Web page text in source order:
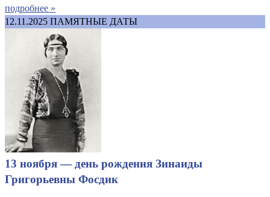
подробнее »
12.11.2025 ПАМЯТНЫЕ ДАТЫ
13 ноября — день рождения Зинаиды
Григорьевны Фосдик